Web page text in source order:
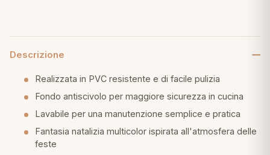
letto
Descrizione
Realizzata in PVC resistente e di facile pulizia
Fondo antiscivolo per maggiore sicurezza in cucina
Lavabile per una manutenzione semplice e pratica
Fantasia natalizia multicolor ispirata all'atmosfera delle
feste